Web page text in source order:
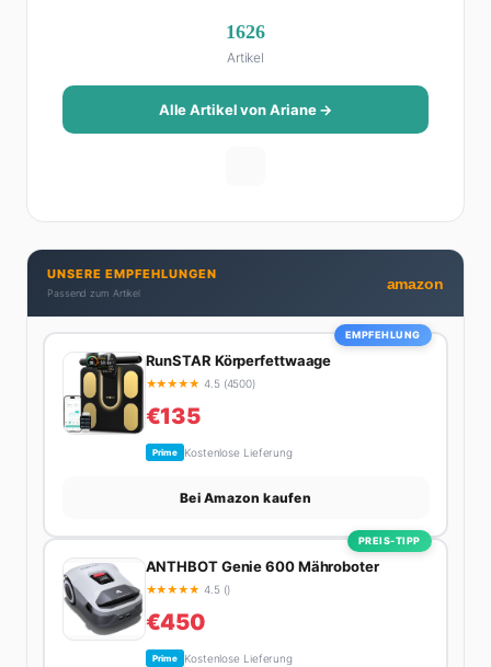
Als Lifestyle-Redakteurin schreibt sie über alles, was
das Leben schöner macht: von Interior Design und
Reise-Tipps über Food-Trends bis hin zu
Beziehungsratgebern, die auch Männer gerne lesen.
Ihre Geheimwaffe: Sie weiß genau, was Frauen an
Brunch-Spot der Stadt. Ihre Interior-Tipps basieren
auf echter Erfahrung – ihre Wohnung wurde schon
zweimal in Design-Blogs gefeatured.
1626
Artikel
Alle Artikel von Ariane →
UNSERE EMPFEHLUNGEN
Passend zum Artikel
amazon
EMPFEHLUNG
RunSTAR Körperfettwaage
★★★★★ 4.5 (4500)
€135
Prime Kostenlose Lieferung
Bei Amazon kaufen
PREIS-TIPP
ANTHBOT Genie 600 Mähroboter
★★★★★ 4.5 ()
€450
Prime Kostenlose Lieferung